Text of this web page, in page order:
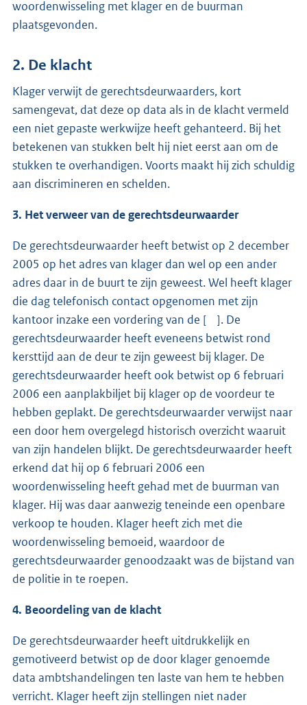
woordenwisseling met klager en de buurman
plaatsgevonden.
2. De klacht
Klager verwijt de gerechtsdeurwaarders, kort
samengevat, dat deze op data als in de klacht vermeld
een niet gepaste werkwijze heeft gehanteerd. Bij het
betekenen van stukken belt hij niet eerst aan om de
stukken te overhandigen. Voorts maakt hij zich schuldig
aan discrimineren en schelden.
3. Het verweer van de gerechtsdeurwaarder
De gerechtsdeurwaarder heeft betwist op 2 december
2005 op het adres van klager dan wel op een ander
adres daar in de buurt te zijn geweest. Wel heeft klager
die dag telefonisch contact opgenomen met zijn
kantoor inzake een vordering van de [ ]. De
gerechtsdeurwaarder heeft eveneens betwist rond
kersttijd aan de deur te zijn geweest bij klager. De
gerechtsdeurwaarder heeft ook betwist op 6 februari
2006 een aanplakbiljet bij klager op de voordeur te
hebben geplakt. De gerechtsdeurwaarder verwijst naar
een door hem overgelegd historisch overzicht waaruit
van zijn handelen blijkt. De gerechtsdeurwaarder heeft
erkend dat hij op 6 februari 2006 een
woordenwisseling heeft gehad met de buurman van
klager. Hij was daar aanwezig teneinde een openbare
verkoop te houden. Klager heeft zich met die
woordenwisseling bemoeid, waardoor de
gerechtsdeurwaarder genoodzaakt was de bijstand van
de politie in te roepen.
4. Beoordeling van de klacht
De gerechtsdeurwaarder heeft uitdrukkelijk en
gemotiveerd betwist op de door klager genoemde
data ambtshandelingen ten laste van hem te hebben
verricht. Klager heeft zijn stellingen niet nader